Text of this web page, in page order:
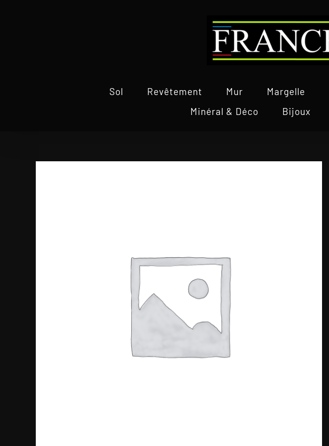
Sol Revêtement Mur Margelle
Minéral & Déco
Bijoux